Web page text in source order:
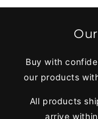
Buy with
our products
All products
arrive